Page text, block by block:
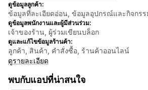
ดูข้อมูลลูกค้า:
ข้อมูลที่ละเอียดอ่อน, ข้อมูลอุปกรณ์และกิจกรร
ดูข้อมูลพนักงานและผู้มีส่วนร่วม:
เจ้าของร้าน, ผู้ร่วมเขียนบล็อก
ดูและแก้ไขข้อมูลร้านค้า:
ลูกค้า, สินค้า, คำสั่งซื้อ, ร้านค้าออนไลน์
ดูรายละเอียด
พบกับแอปที่น่าสนใจ